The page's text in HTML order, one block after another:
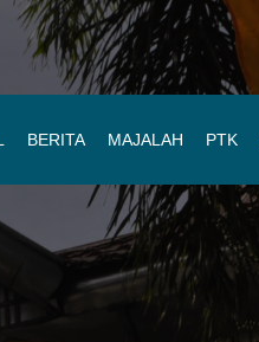
BERITA MAJALAH PTK